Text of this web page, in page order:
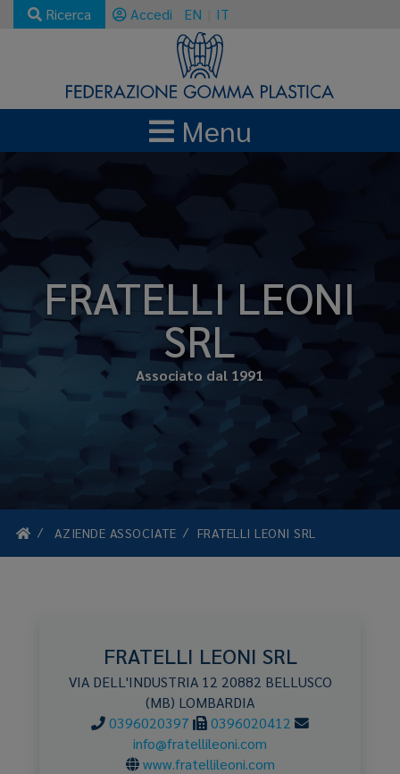
Ricerca Accedi EN IT
Menu
FRATELLI LEONI
SRL
Associato dal 1991
AZIENDE ASSOCIATE FRATELLI LEONI SRL
FRATELLI LEONI SRL
VIA DELL'INDUSTRIA 12 20882 BELLUSCO
(MB) LOMBARDIA
0396020397
0396020412
info@fratellileoni.com
www.fratellileoni.com